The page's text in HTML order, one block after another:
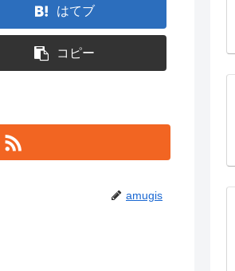
はてブ
コピー
amugis